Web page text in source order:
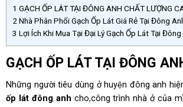
1 GẠCH ỐP LÁT TẠI ĐÔNG ANH CHẤT LƯỢNG
2 Nhà Phân Phối Gạch Ốp Lát Giá Rẻ Tại Đông
3 Lợi Ích Khi Mua Tại Đại Lý Gạch Ốp Lát Tại
GẠCH ỐP LÁT TẠI ĐÔNG
Những người tiêu dùng ở huyện đông anh
ốp lát đông anh cho,công trình nhà ở của